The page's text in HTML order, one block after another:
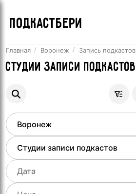
ПОДКАСТБЕРИ
Главная Воронеж Запись подкастов
Студии записи подкастов